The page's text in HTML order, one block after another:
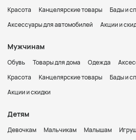
Красота
Канцелярские товары
Бады и
Аксессуары для автомобилей
Акции и
Мужчинам
Обувь Товары для дома Одежда
Красота
Канцелярские товары
Бады и
Акции и скидки
Детям
Девочкам Мальчикам Малышам